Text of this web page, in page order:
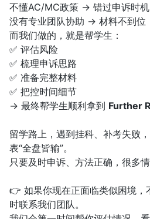
不懂AC/MC政策 → 错过申诉时机
没有专业团队协助 → 材料不到位
而我们做的，就是帮学生：
✅ 评估风险
✅ 梳理申诉思路
✅ 准备完整材料
✅ 把控时间细节
→ 最终帮学生顺利拿到 Further
留学路上，遇到挂科、补考失败
表“全盘皆输”。
只要及时申诉、方法正确，很多情
👉 如果你现在正面临类似困境，
时联系我们团队。